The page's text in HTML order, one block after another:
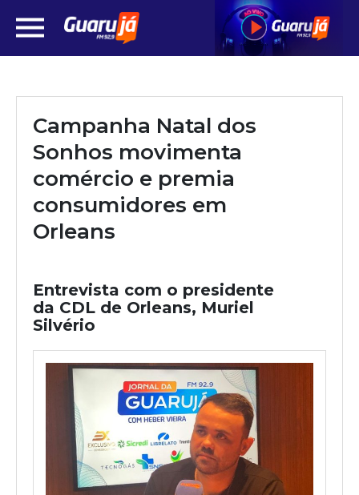
Campanha Natal dos
Sonhos movimenta
comércio e premia
consumidores em
Orleans
Entrevista com o presidente
da CDL de Orleans, Muriel
Silvério